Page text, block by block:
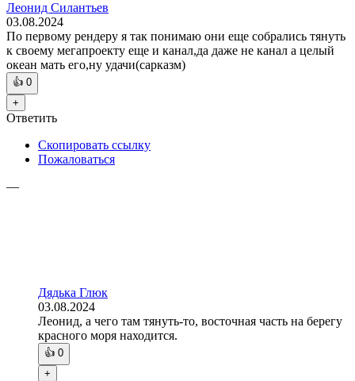
Леонид Силантьев
03.08.2024
По первому рендеру я так понимаю они еще собрались тянуть
к своему мегапроекту еще и канал,да даже не канал а целый
океан мать его,ну удачи(сарказм)
👍 0
+
Ответить
Скопировать ссылку
Пожаловаться
—
Дядька Глюк
03.08.2024
Леонид, а чего там тянуть-то, восточная часть на берегу
красного моря находится.
👍 0
+